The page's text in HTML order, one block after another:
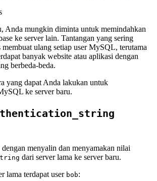
Anda mungkin diminta untuk memindahkan
ke server lain. Tantangan yang sering
membuat ulang setiap user MySQL, terutama
banyak website atau aplikasi dengan
berbeda-beda.
yang dapat Anda lakukan untuk
ke server baru.
dengan menyalin dan menyamakan nilai
dari server lama ke server baru.
lama terdapat user bob: